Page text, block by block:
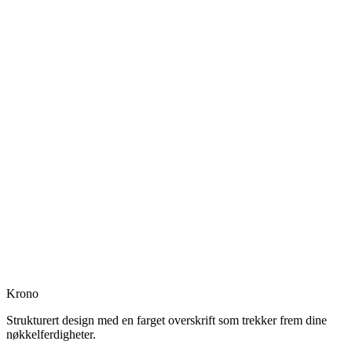
Krono
Strukturert design med en farget overskrift som trekker frem dine
nøkkelferdigheter.